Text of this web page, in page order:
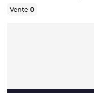
Vente0